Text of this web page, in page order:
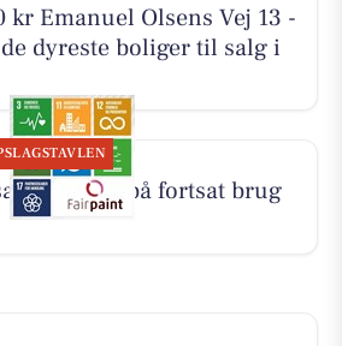
kr Emanuel Olsens Vej 13 -
dyreste boliger til salg i
fokus på fortsat brug